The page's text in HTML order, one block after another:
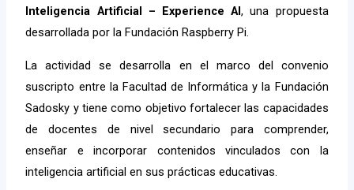
Inteligencia Artificial – Experience AI, una propuesta
desarrollada por la Fundación Raspberry Pi.
La actividad se desarrolla en el marco del convenio
suscripto entre la Facultad de Informática y la Fundación
Sadosky y tiene como objetivo fortalecer las capacidades
de docentes de nivel secundario para comprender,
enseñar e incorporar contenidos vinculados con la
inteligencia artificial en sus prácticas educativas.